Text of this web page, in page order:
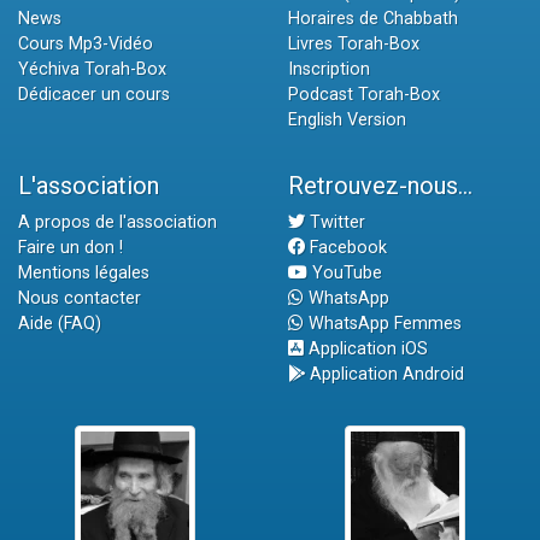
News
Cours Mp3-Vidéo
Yéchiva Torah-Box
Dédicacer un cours
Horaires de Chabbath
Livres Torah-Box
Inscription
Podcast Torah-Box
English Version
L'association
A propos de l'association
Faire un don !
Mentions légales
Nous contacter
Aide (FAQ)
Retrouvez-nous...
Twitter
Facebook
YouTube
WhatsApp
WhatsApp Femmes
Application iOS
Application Android